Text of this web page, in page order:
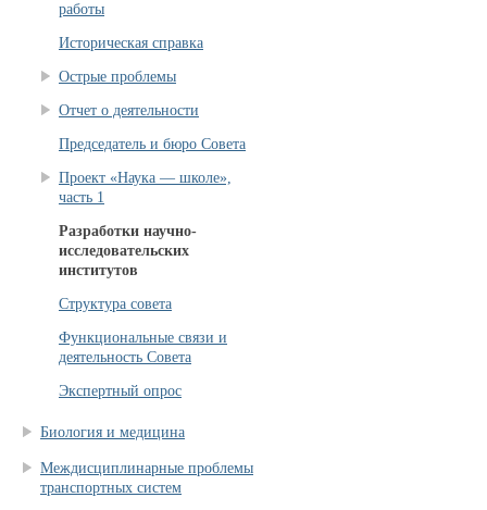
работы
Историческая справка
Острые проблемы
Отчет о деятельности
Председатель и бюро Совета
Проект «Наука — школе»,
часть 1
Разработки научно-
исследовательских
институтов
Структура совета
Функциональные связи и
деятельность Совета
Экспертный опрос
Биология и медицина
Междисциплинарные проблемы
транспортных систем